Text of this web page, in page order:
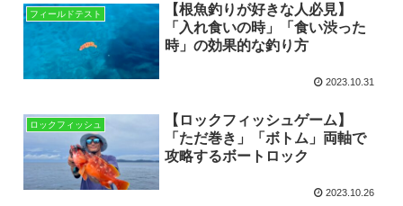
フィールドテスト
【根魚釣りが好きな人必見】
「入れ食いの時」「食い渋った
時」の効果的な釣り方
2023.10.31
ロックフィッシュ
【ロックフィッシュゲーム】
「ただ巻き」「ボトム」両軸で
攻略するボートロック
2023.10.26